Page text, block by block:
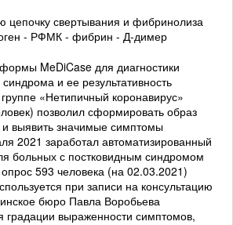
цепочку свертывания и фибринолиза
- РФМК - фибрин - Д-димер
MeDiCase для диагностики
синдрома и ее результативность
«Нетипичный коронавирус»
позволил сформировать образ
и выявить значимые симптомы
2021 заработал автоматизированный
больных с постковидным синдромом
593 человека (на 02.03.2021)
при записи на консультацию
бюро Павла Воробьева
градации выраженности симптомов,